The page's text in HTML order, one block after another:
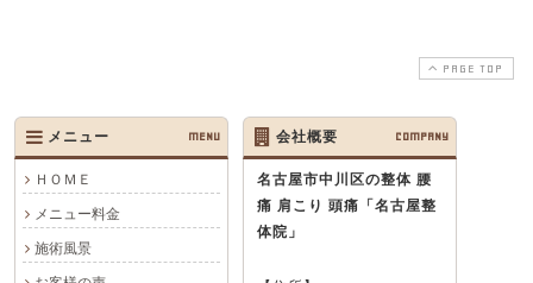
PAGE TOP
メニュー MENU
ＨＯＭＥ
メニュー料金
施術風景
会社概要 COMPANY
名古屋市中川区の整体 腰
痛 肩こり 頭痛 「名古屋整
体院」